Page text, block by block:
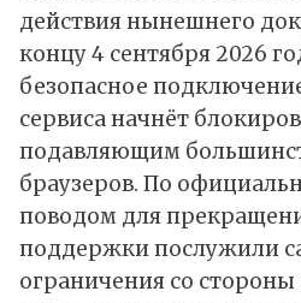
действия нынешнего
концу 4 сентября 2026
безопасное
сервиса начнёт
подавляющим
браузеров. По
поводом для
поддержки послужили
ограничения со